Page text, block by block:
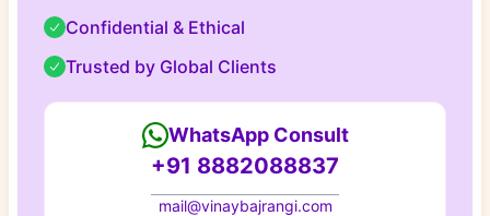
Confidential & Ethical
Trusted by Global Clients
WhatsApp Consult
+91 8882088837
mail@vinaybajrangi.com